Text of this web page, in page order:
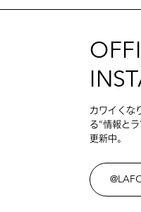
カワイくな
る”情報と
更新中。